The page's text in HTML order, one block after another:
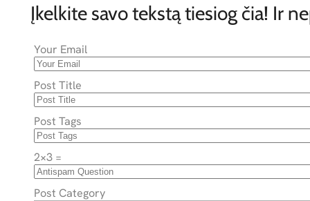
Įkelkite savo tekstą tiesiog čia! Ir
Your Email
Post Title
Post Tags
2×3 =
Post Category